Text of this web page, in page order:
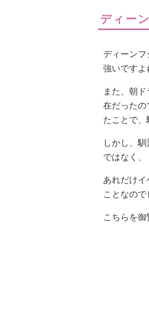
ディー
ディーン
強いですよ
また、朝
在だったの
たことで、
しかし、
ではなく、
あれだけ
ことなので
こちらを御